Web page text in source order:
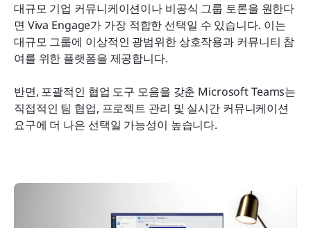
대규모 기업 커뮤니케이션이나 비공식 그룹 토론을 원한다
면 Viva Engage가 가장 적합한 선택일 수 있습니다. 이는
대규모 그룹에 이상적인 광범위한 상호작용과 커뮤니티 참
여를 위한 플랫폼을 제공합니다.
반면, 포괄적인 협업 도구 모음을 갖춘 Microsoft Teams는
직접적인 팀 협업, 프로젝트 관리 및 실시간 커뮤니케이션
요구에 더 나은 선택일 가능성이 높습니다.